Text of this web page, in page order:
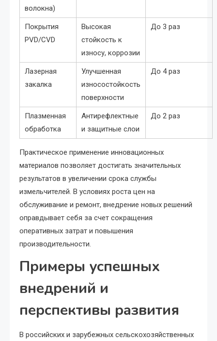
волокна)
Покрытия
PVD/CVD
Высокая
стойкость к
износу, коррозии
До 3 раз
Лазерная
закалка
Улучшенная
износостойкость
поверхности
До 4 раз
Плазменная
обработка
Антирефлектные
и защитные слои
До 2 раз
Практическое применение инновационных
материалов позволяет достигать значительных
результатов в увеличении срока службы
измельчителей. В условиях роста цен на
обслуживание и ремонт, внедрение новых решений
оправдывает себя за счет сокращения
оперативных затрат и повышения
производительности.
Примеры успешных
внедрений и
перспективы развития
В российских и зарубежных сельскохозяйственных